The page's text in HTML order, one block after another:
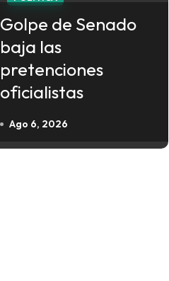
Golpe de Senado
baja las
pretenciones
oficialistas
Ago 6, 2026